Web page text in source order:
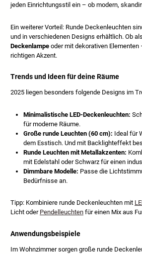
jeden Einrichtungsstil ein – ob modern,
Ein weiterer Vorteil: Runde Deckenleuchten
und in verschiedenen Designs erhältlich. Ob
Deckenlampe oder mit dekorativen
richtigen Akzent.
Trends und Ideen für deine Räume
2025 liegen besonders folgende Designs im
Minimalistische LED-Deckenleuchten:
für moderne Räume.
Große runde Leuchten (60 cm): Ideal für
dem Esstisch. Und mit Backlighteffekt
Runde Leuchten mit Metallakzenten:
mit Edelstahl oder Schwarz für einen
Dimmbare Modelle: Passe die
Bedürfnisse an.
Tipp: Kombiniere runde Deckenleuchten mit
Licht oder Pendelleuchten für einen Mix aus
Anwendungsbeispiele
Im Wohnzimmer sorgen große runde